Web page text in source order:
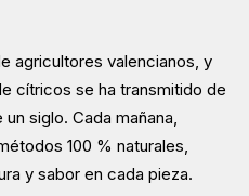
agricultores valencianos, y
cítricos se ha transmitido de
siglo. Cada mañana,
100 % naturales,
y sabor en cada pieza.